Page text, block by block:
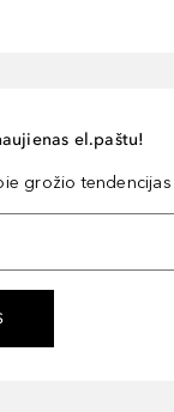
el.paštu!
grožio